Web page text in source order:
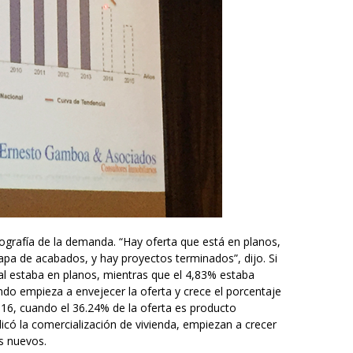
de la demanda. “Hay oferta que está en planos,
de acabados, y hay proyectos terminados”, dijo. Si
en planos, mientras que el 4,83% estaba
empieza a envejecer la oferta y crece el porcentaje
cuando el 36.24% de la oferta es producto
la comercialización de vivienda, empiezan a crecer
nuevos.